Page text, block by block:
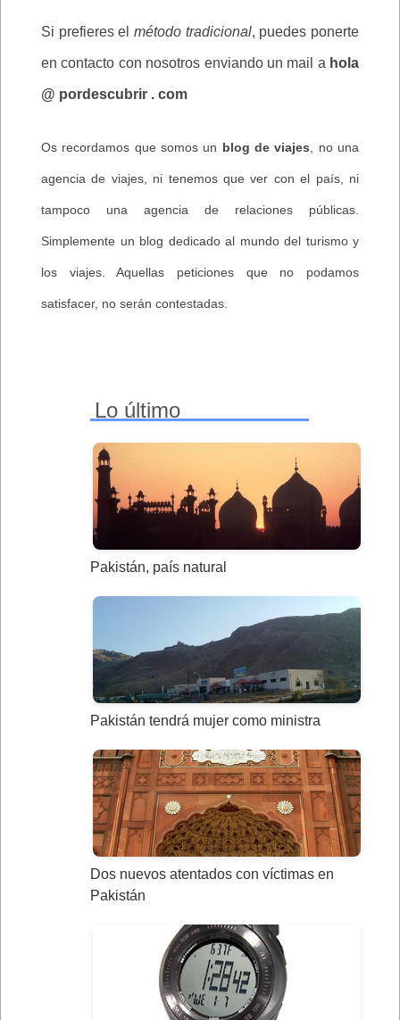
Si prefieres el método tradicional, puedes ponerte
en contacto con nosotros enviando un mail a hola
@ pordescubrir . com
Os recordamos que somos un blog de viajes , no una
agencia de viajes, ni tenemos que ver con el país, ni
tampoco una agencia de relaciones públicas.
Simplemente un blog dedicado al mundo del turismo y
los viajes. Aquellas peticiones que no podamos
satisfacer, no serán contestadas.
Lo último
Pakistán, país natural
Pakistán tendrá mujer como ministra
Dos nuevos atentados con víctimas en
Pakistán